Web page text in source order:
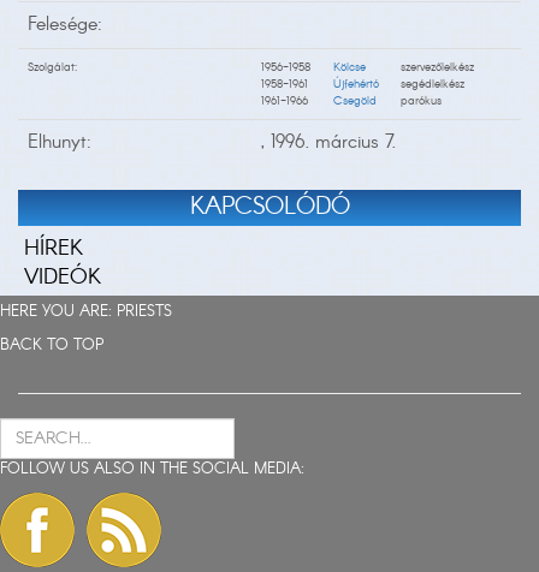
Felesége:
Szolgálat: 1956-1958 Kölcse
szervezőlelkész
1958-1961
Újfehértó
segédlelkész
1961-1966
Csegöld parókus
Elhunyt: , 1996. március 7.
KAPCSOLÓDÓ
HÍREK
VIDEÓK
HERE YOU ARE: PRIESTS
BACK TO TOP
FOLLOW US ALSO IN THE SOCIAL MEDIA: